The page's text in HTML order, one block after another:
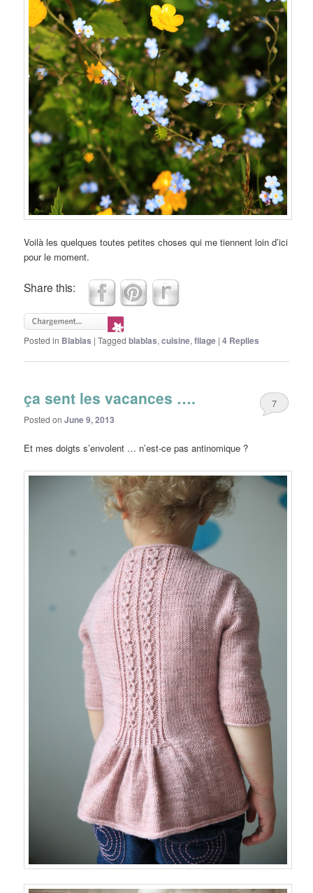
Voilà les quelques toutes petites choses qui me tiennent loin d’ici
pour le moment.
Share this:
Posted in Blablas |Tagged blablas,cuisine,filage |4 Replies
ça sent les vacances ….
Posted onJune 9, 2013
7
Et mes doigts s’envolent … n’est-ce pas antinomique ?